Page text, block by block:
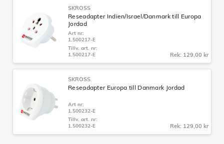
SKROSS
Reseadapter Indien/Israel/Danmark till Europa
Jordad
Art nr:
1.500217-E
Tillv. art. nr:
1.500217-E
Rek: 129,00 kr
SKROSS
Reseadapter Europa till Danmark Jordad
Art nr:
1.500232-E
Tillv. art. nr:
1.500232-E
Rek: 129,00 kr